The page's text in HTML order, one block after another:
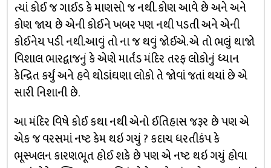
ત્યાં કોઈ જ ગાઈડ કે માણસો જ નથી. કોણ આવે છે અને અને
કોણ જાય છે એની કોઈને ખબર પણ નથી પડતી અને એની
કોઈનેય પડી નથી.આવું તો ના જ થવું જોઈએ. એ તો ભલું થાજો
વિશાલ ભારદ્વાજનું કે એણે માર્તંડ મંદિર તરફ લોકોનું ધ્યાન
કેન્દ્રિત કર્યું અને હવે થોડાંઘણા લોકો તે જોવાં જતાં થયાં છે એ
સારી નિશાની છે.
આ મંદિર વિષે કોઈ કથા નથી એનો ઈતિહાસ જરૂર છે પણ એ
એક જ વરસમાં નષ્ટ કેમ થઇ ગયું ? કદાચ ધરતીકંપ કે
ભૂસ્ખલન કારણભૂત હોઈ શકે છે પણ એ નષ્ટ થઇ ગયું હોવા